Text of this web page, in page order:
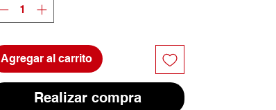
Agregar al carrito
Realizar compra